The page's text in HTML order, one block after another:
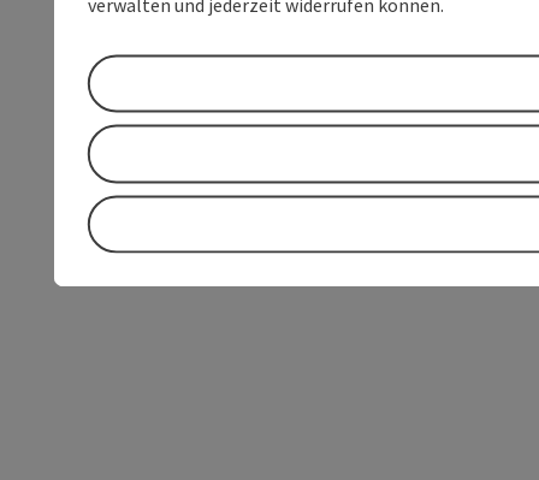
verwalten und jederzeit widerrufen können.